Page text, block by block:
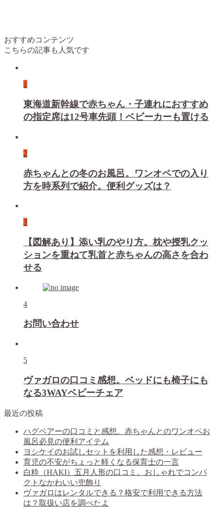
おすすめコンテンツ
こちらの記事も人気です
1
東海道新幹線で赤ちゃん・子連れにおすすめ
の指定席は12号車先頭！ベビーカーも置ける
2
赤ちゃんとの冬のお風呂。ワンオペでの入り
方を時系列で紹介。便利グッズは？
3
【図解あり】添い乳のやり方。枕や授乳クッ
ションを重ねて乳首と赤ちゃんの高さを合わ
せる
4
お問い合わせ
5
ヴァガロの口コミ感想。ベッドにも椅子にも
なる3WAYベビーチェア
最近の投稿
ハグベアーの口コミと感想。赤ちゃんとのワンオペお
風呂必見の便利アイテム
ヨシケイのお試しセットを利用した感想・レビュー
育児の不安がちょっと軽くなる保育士の一言
白粋（HAKI）五月人形の口コミ。おしゃれでコンパ
クトなかわいい兜飾り
ヴァガロはレンタルできる？格安で利用できる方法
は？取扱い店を調べたよ